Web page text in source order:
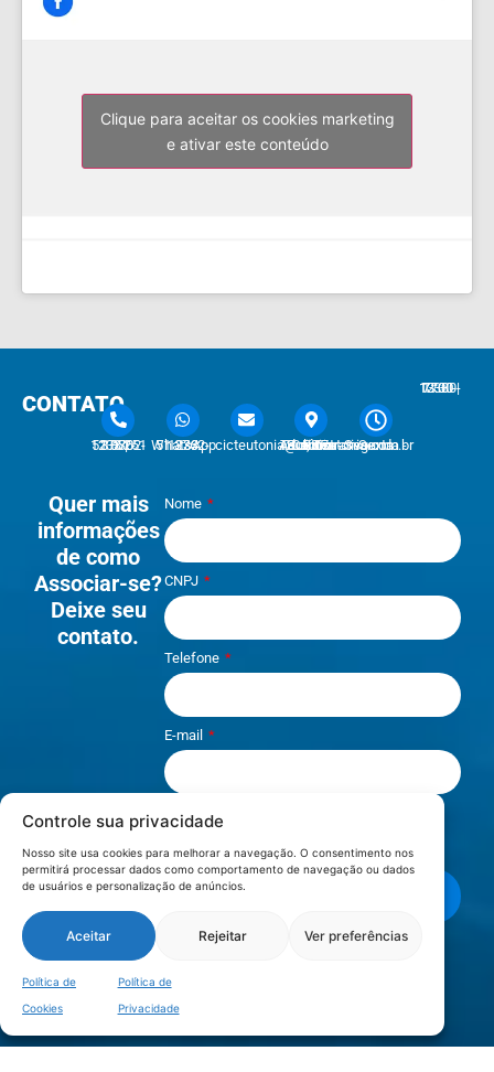
Controle sua privacidade
Nosso site usa cookies para melhorar a navegação. O consentimento nos
permitirá processar dados como comportamento de navegação ou dados
de usuários e personalização de anúncios.
Aceitar Rejeitar Ver preferências
Política de
Cookies
Política de
Privacidade
Clique para aceitar os cookies marketing
e ativar este conteúdo
CONTATO
51 3762-1233 | 51 3762-1030 51 3762-1233 WhatsAppcicteutonia@cicteutonia.com.br
Rua Um Sul, 77 - Centro Administrativo Teutônia - RS Segunda - Sexta
7:30 - 12:00 | 13:30 - 17:30
Quer mais
informações
de como
Associar-se?
Deixe seu
contato.
Nome
CNPJ
Telefone
E-mail
Li e aceito os termos de
Privacidade
LOCALIZAÇÃO